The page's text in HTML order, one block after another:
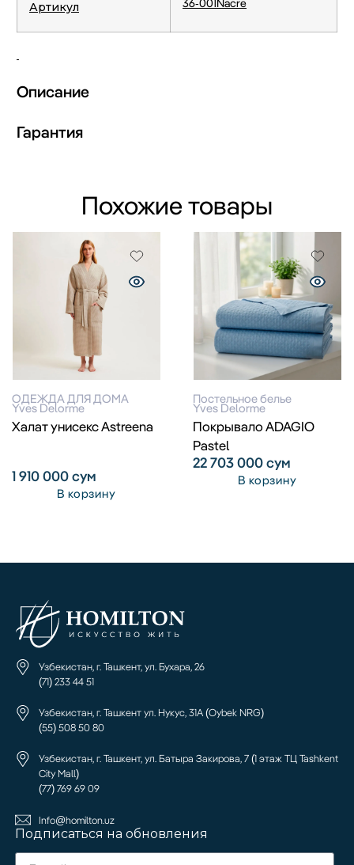
Артикул
Описание
Гарантия
Похожие товары
ОДЕЖДА ДЛЯ ДОМА
Yves Delorme
Халат унисекс Astreena
1 910 000сум
В корзину
Постельное белье
Yves Delorme
Покрывало ADAGIO
Pastel
22 703 000сум
В корзину
Узбекистан, г. Ташкент, ул. Бухара, 26
(71) 233 44 51
Узбекистан, г. Ташкент ул. Нукус, 31А (Oybek NRG)
(55) 508 50 80
Узбекистан, г. Ташкент, ул. Батыра Закирова, 7 (1 этаж ТЦ Tashkent
City Mall)
(77) 769 69 09
Info@homilton.uz
Подписаться на обновления